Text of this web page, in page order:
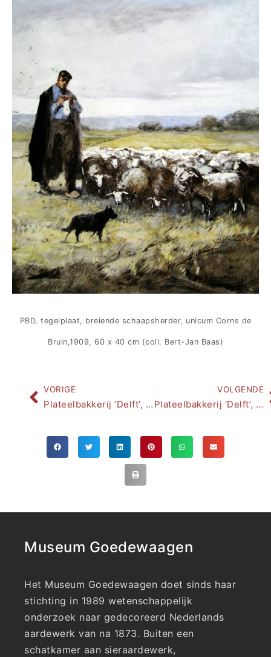
PBD, tegelplaat, breiende schaapsherder, unicum Corns de
Bruin,1909, 60 x 40 cm (coll. Bert-Jan Baas)
VORIGE
Plateelbakkerij ‘Delft’, 1897-1902 Amsterdam, 1902-1923 Hilversum
VOLGENDE
Plateelbakkerij ‘Delft’, Hilversum. ‘Echt Hollands’
Museum Goedewaagen
Het Museum Goedewaagen doet sinds haar
stichting in 1989 wetenschappelijk
onderzoek naar gedecoreerd Nederlands
aardewerk van na 1873. Buiten een
schatkamer aan sieraardewerk,